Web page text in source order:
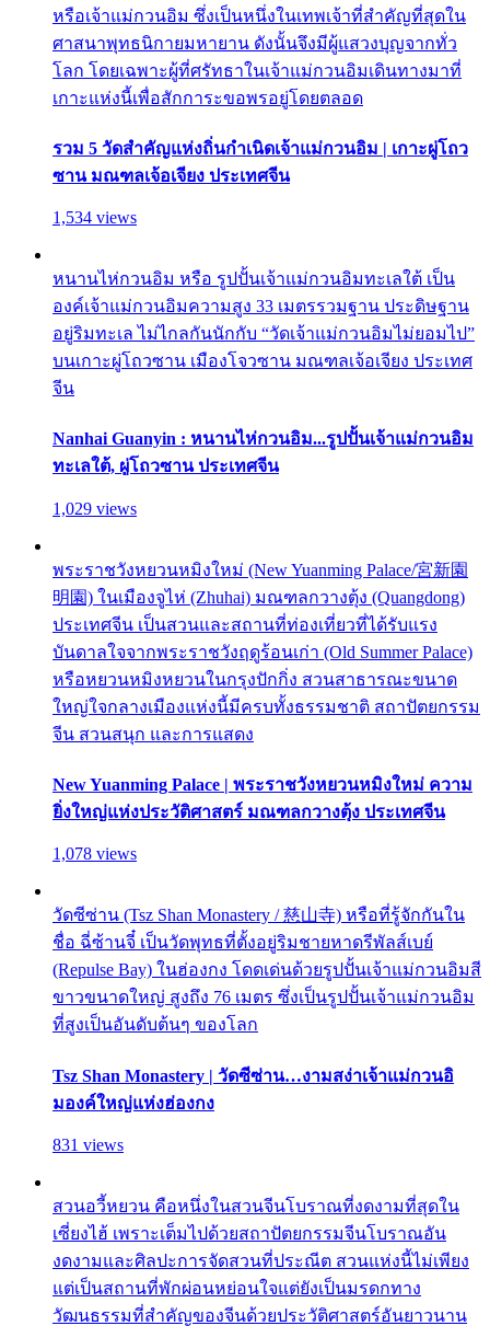
หรือเจ้าแม่กวนอิม ซึ่งเป็นหนึ่งในเทพเจ้าที่สำคัญที่สุดใน
ศาสนาพุทธนิกายมหายาน ดังนั้นจึงมีผู้แสวงบุญจากทั่ว
โลก โดยเฉพาะผู้ที่ศรัทธาในเจ้าแม่กวนอิมเดินทางมาที่
เกาะแห่งนี้เพื่อสักการะขอพรอยู่โดยตลอด
รวม 5 วัดสำคัญแห่งถิ่นกำเนิดเจ้าแม่กวนอิม | เกาะผู่โถว
ซาน มณฑลเจ้อเจียง ประเทศจีน
1,534 views
หนานไห่กวนอิม หรือ รูปปั้นเจ้าแม่กวนอิมทะเลใต้ เป็น
องค์เจ้าแม่กวนอิมความสูง 33 เมตรรวมฐาน ประดิษฐาน
อยู่ริมทะเล ไม่ไกลกันนักกับ “วัดเจ้าแม่กวนอิมไม่ยอมไป”
บนเกาะผู่โถวซาน เมืองโจวซาน มณฑลเจ้อเจียง ประเทศ
จีน
Nanhai Guanyin : หนานไห่กวนอิม...รูปปั้นเจ้าแม่กวนอิม
ทะเลใต้, ผู่โถวซาน ประเทศจีน
1,029 views
พระราชวังหยวนหมิงใหม่ (New Yuanming Palace/宮新園
明園) ในเมืองจูไห่ (Zhuhai) มณฑลกวางตุ้ง (Quangdong)
ประเทศจีน เป็นสวนและสถานที่ท่องเที่ยวที่ได้รับแรง
บันดาลใจจากพระราชวังฤดูร้อนเก่า (Old Summer Palace)
หรือหยวนหมิงหยวนในกรุงปักกิ่ง สวนสาธารณะขนาด
ใหญ่ใจกลางเมืองแห่งนี้มีครบทั้งธรรมชาติ สถาปัตยกรรม
จีน สวนสนุก และการแสดง
New Yuanming Palace | พระราชวังหยวนหมิงใหม่ ความ
ยิ่งใหญ่แห่งประวัติศาสตร์ มณฑลกวางตุ้ง ประเทศจีน
1,078 views
วัดซีซ่าน (Tsz Shan Monastery / 慈山寺) หรือที่รู้จักกันใน
ชื่อ ฉี่ซ้านจี๋ เป็นวัดพุทธที่ตั้งอยู่ริมชายหาดรีพัลส์เบย์
(Repulse Bay) ในฮ่องกง โดดเด่นด้วยรูปปั้นเจ้าแม่กวนอิมสี
ขาวขนาดใหญ่ สูงถึง 76 เมตร ซึ่งเป็นรูปปั้นเจ้าแม่กวนอิม
ที่สูงเป็นอันดับต้นๆ ของโลก
Tsz Shan Monastery | วัดซีซ่าน…งามสง่าเจ้าแม่กวนอิ
มองค์ใหญ่แห่งฮ่องกง
831 views
สวนอวี้หยวน คือหนึ่งในสวนจีนโบราณที่งดงามที่สุดใน
เซี่ยงไฮ้ เพราะเต็มไปด้วยสถาปัตยกรรมจีนโบราณอัน
งดงามและศิลปะการจัดสวนที่ประณีต สวนแห่งนี้ไม่เพียง
แต่เป็นสถานที่พักผ่อนหย่อนใจแต่ยังเป็นมรดกทาง
วัฒนธรรมที่สำคัญของจีนด้วยประวัติศาสตร์อันยาวนาน